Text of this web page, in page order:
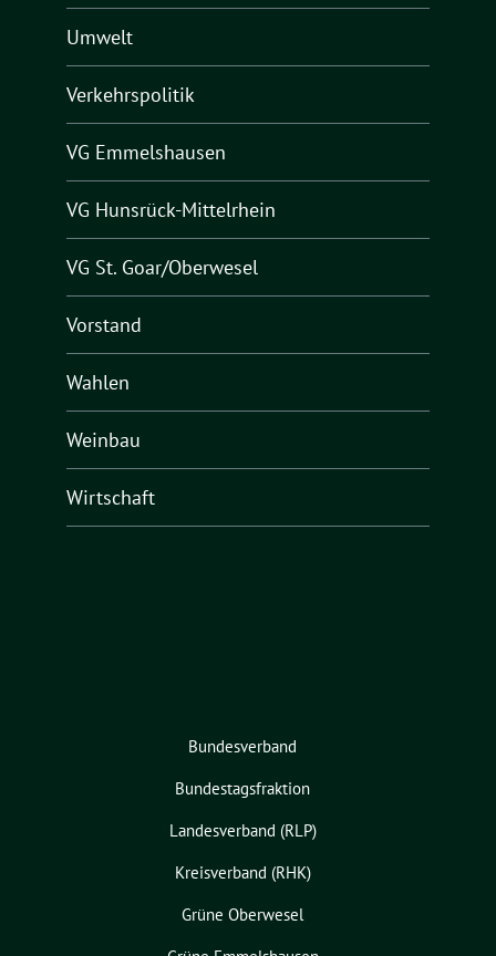
Umwelt
Verkehrspolitik
VG Emmelshausen
VG Hunsrück-Mittelrhein
VG St. Goar/Oberwesel
Vorstand
Wahlen
Weinbau
Wirtschaft
Bundesverband
Bundestagsfraktion
Landesverband (RLP)
Kreisverband (RHK)
Grüne Oberwesel